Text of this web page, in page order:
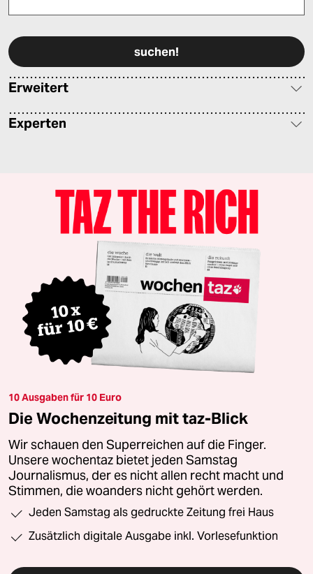
Erweitert
Experten
10 Ausgaben für 10 Euro
Die Wochenzeitung mit taz-Blick
Wir schauen den Superreichen auf die Finger.
Unsere wochentaz bietet jeden Samstag
Journalismus, der es nicht allen recht macht und
Stimmen, die woanders nicht gehört werden.
Jeden Samstag als gedruckte Zeitung frei Haus
Zusätzlich digitale Ausgabe inkl. Vorlesefunktion